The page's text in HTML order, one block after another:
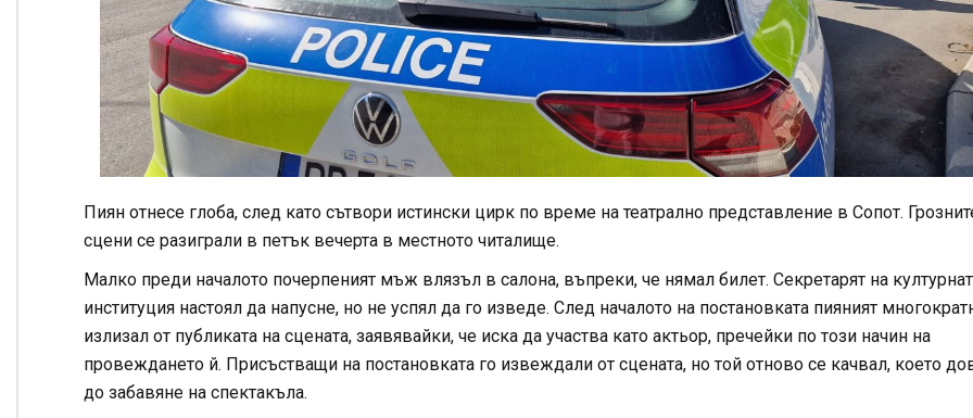
Пиян отнесе глоба, след като сътвори истински цирк по време на театрално представление в Сопот.
сцени се разиграли в петък вечерта в местното читалище.
Малко преди началото почерпеният мъж влязъл в салона, въпреки, че нямал билет. Секретарят на
институция настоял да напусне, но не успял да го изведе. След началото на постановката пияният
излизал от публиката на сцената, заявявайки, че иска да участва като актьор, пречейки по този начин на
провеждането й. Присъстващи на постановката го извеждали от сцената, но той отново се качвал, което
до забавяне на спектакъла.